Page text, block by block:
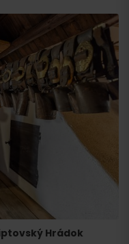
Hrádok